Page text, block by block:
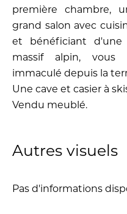
première chambre,
grand salon avec
et bénéficiant d'une
massif alpin, vous
immaculé depuis la
Une cave et casier à
Vendu meublé.
Autres visuels
Pas d'informations